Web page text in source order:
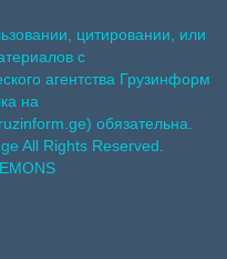
цитировании, или
с
агентства Грузинформ
на
обязательна.
All Rights Reserved.